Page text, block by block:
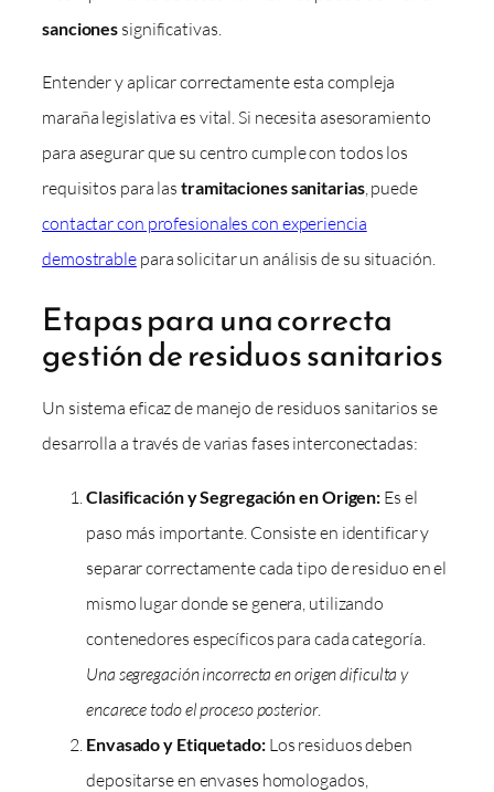
sanciones significativas.
Entender y aplicar correctamente esta compleja
maraña legislativa es vital. Si necesita asesoramiento
para asegurar que su centro cumple con todos los
requisitos para lastramitaciones sanitarias, puede
contactar con profesionales con experiencia
demostrablepara solicitar un análisis de su situación.
Etapas para una correcta
gestión de residuos sanitarios
Un sistema eficaz de manejo de residuos sanitarios se
desarrolla a través de varias fases interconectadas:
Clasificación y Segregación en Origen: Es el
paso más importante. Consiste en identificar y
separar correctamente cada tipo de residuo en el
mismo lugar donde se genera, utilizando
contenedores específicos para cada categoría.
Una segregación incorrecta en origen dificulta y
encarece todo el proceso posterior.
Envasado y Etiquetado:Los residuos deben
depositarse en envases homologados,